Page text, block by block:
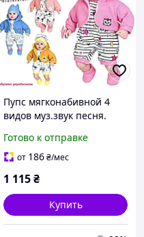
Пупс мягконабивной 4
видов муз.звук песня.
1IUA
Готово к отправке
от 186₴/мес
1 115₴
Купить